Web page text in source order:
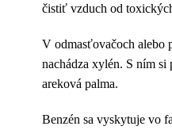
čistiť vzduch od
V odmasťovačoch alebo
nachádza xylén. S ním si
areková palma.
Benzén sa vyskytuje vo